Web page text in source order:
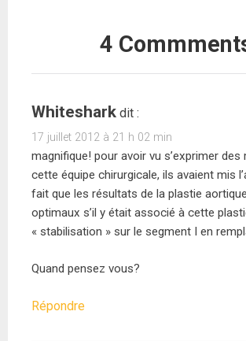
4
Whiteshark dit :
17 juillet 2012 à 21 h 02 min
magnifique! pour avoir vu s’exprimer des
cette équipe chirurgicale, ils avaient mis
fait que les résultats de la plastie
optimaux s’il y était associé à cette
« stabilisation » sur le segment I en
Quand pensez vous?
Répondre